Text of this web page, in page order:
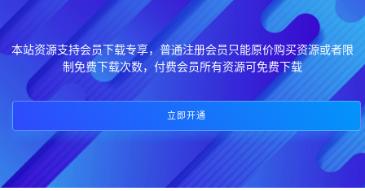
本站资源支持会员下载专享，普通注册会员只能原价购买资源或者限
制免费下载次数，付费会员所有资源可免费下载
立即开通